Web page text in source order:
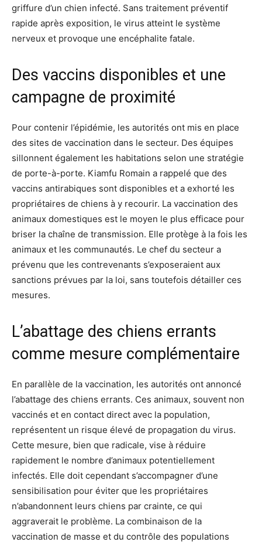
griffure d’un chien infecté. Sans traitement préventif
rapide après exposition, le virus atteint le système
nerveux et provoque une encéphalite fatale.
Des vaccins disponibles et une
campagne de proximité
Pour contenir l’épidémie, les autorités ont mis en place
des sites de vaccination dans le secteur. Des équipes
sillonnent également les habitations selon une stratégie
de porte-à-porte. Kiamfu Romain a rappelé que des
vaccins antirabiques sont disponibles et a exhorté les
propriétaires de chiens à y recourir. La vaccination des
animaux domestiques est le moyen le plus efficace pour
briser la chaîne de transmission. Elle protège à la fois les
animaux et les communautés. Le chef du secteur a
prévenu que les contrevenants s’exposeraient aux
sanctions prévues par la loi, sans toutefois détailler ces
mesures.
L’abattage des chiens errants
comme mesure complémentaire
En parallèle de la vaccination, les autorités ont annoncé
l’abattage des chiens errants. Ces animaux, souvent non
vaccinés et en contact direct avec la population,
représentent un risque élevé de propagation du virus.
Cette mesure, bien que radicale, vise à réduire
rapidement le nombre d’animaux potentiellement
infectés. Elle doit cependant s’accompagner d’une
sensibilisation pour éviter que les propriétaires
n’abandonnent leurs chiens par crainte, ce qui
aggraverait le problème. La combinaison de la
vaccination de masse et du contrôle des populations